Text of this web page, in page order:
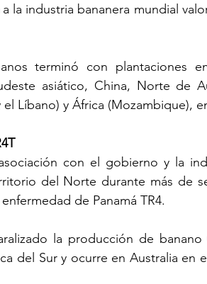
la industria bananera mundial
terminó con plantaciones
asiático, China, Norte de
Líbano) y África (Mozambique),
con el gobierno y la
del Norte durante más de
de Panamá TR4.
la producción de banano
del Sur y ocurre en Australia en